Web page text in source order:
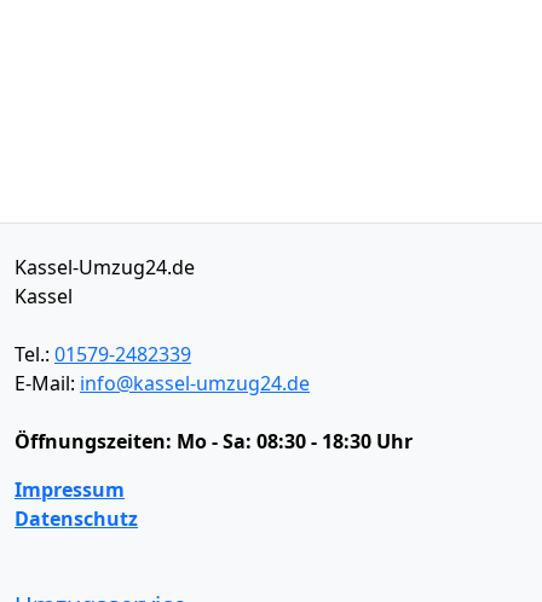
Kassel-Umzug24.de
Kassel
Tel.: 01579-2482339
E-Mail: info@kassel-umzug24.de
Öffnungszeiten: Mo - Sa: 08:30 - 18:30 Uhr
Impressum
Datenschutz